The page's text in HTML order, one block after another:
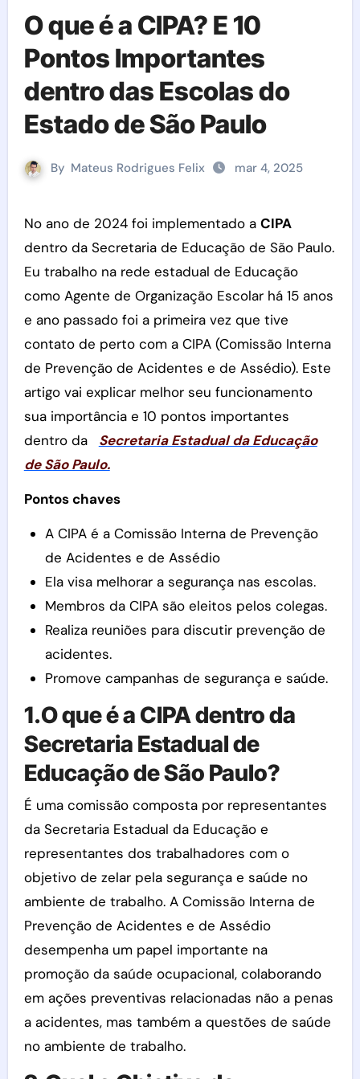
O que é a CIPA? E 10
Pontos Importantes
dentro das Escolas do
Estado de São Paulo
By Mateus Rodrigues Felix mar 4, 2025
No ano de 2024 foi implementado a CIPA
dentro da Secretaria de Educação de São Paulo.
Eu trabalho na rede estadual de Educação
como Agente de Organização Escolar há 15 anos
e ano passado foi a primeira vez que tive
contato de perto com a CIPA (Comissão Interna
de Prevenção de Acidentes e de Assédio). Este
artigo vai explicar melhor seu funcionamento
sua importância e 10 pontos importantes
dentro da
Secretaria Estadual da Educação
de São Paulo.
Pontos chaves
A CIPA é a Comissão Interna de Prevenção
de Acidentes e de Assédio
Ela visa melhorar a segurança nas escolas.
Membros da CIPA são eleitos pelos colegas.
Realiza reuniões para discutir prevenção de
acidentes.
Promove campanhas de segurança e saúde.
1.O que é a CIPA dentro da
Secretaria Estadual de
Educação de São Paulo?
É uma comissão composta por representantes
da Secretaria Estadual da Educação e
representantes dos trabalhadores com o
objetivo de zelar pela segurança e saúde no
ambiente de trabalho. A Comissão Interna de
Prevenção de Acidentes e de Assédio
desempenha um papel importante na
promoção da saúde ocupacional, colaborando
em ações preventivas relacionadas não a penas
a acidentes, mas também a questões de saúde
no ambiente de trabalho.